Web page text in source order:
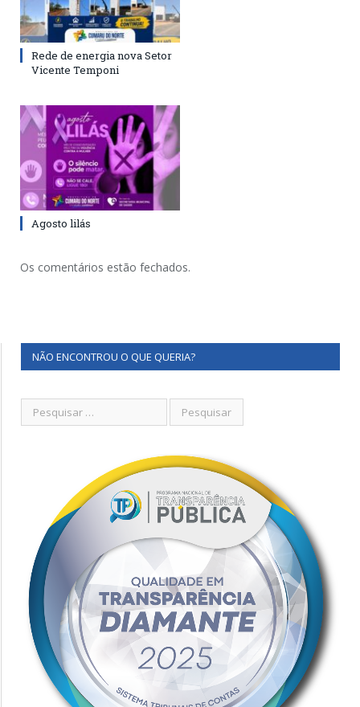
Rede de energia nova Setor
Vicente Temponi
Agosto lilás
Os comentários estão fechados.
NÃO ENCONTROU O QUE QUERIA?